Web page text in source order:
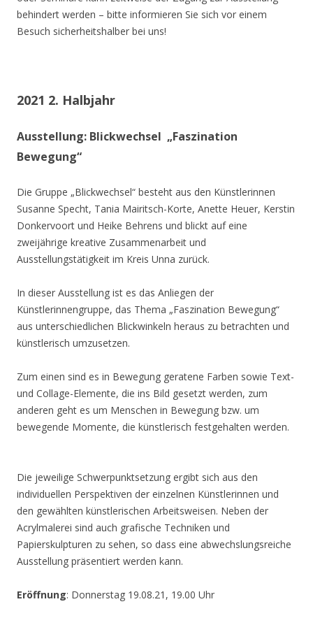
behindert werden – bitte informieren Sie sich vor einem
Besuch sicherheitshalber bei uns!
2021 2. Halbjahr
Ausstellung: Blickwechsel „Faszination
Bewegung“
Die Gruppe „Blickwechsel“ besteht aus den Künstlerinnen
Susanne Specht, Tania Mairitsch-Korte, Anette Heuer, Kerstin
Donkervoort und Heike Behrens und blickt auf eine
zweijährige kreative Zusammenarbeit und
Ausstellungstätigkeit im Kreis Unna zurück.
In dieser Ausstellung ist es das Anliegen der
Künstlerinnengruppe, das Thema „Faszination Bewegung“
aus unterschiedlichen Blickwinkeln heraus zu betrachten und
künstlerisch umzusetzen.
Zum einen sind es in Bewegung geratene Farben sowie Text-
und Collage-Elemente, die ins Bild gesetzt werden, zum
anderen geht es um Menschen in Bewegung bzw. um
bewegende Momente, die künstlerisch festgehalten werden.
Die jeweilige Schwerpunktsetzung ergibt sich aus den
individuellen Perspektiven der einzelnen Künstlerinnen und
den gewählten künstlerischen Arbeitsweisen. Neben der
Acrylmalerei sind auch grafische Techniken und
Papierskulpturen zu sehen, so dass eine abwechslungsreiche
Ausstellung präsentiert werden kann.
Eröffnung: Donnerstag 19.08.21, 19.00 Uhr